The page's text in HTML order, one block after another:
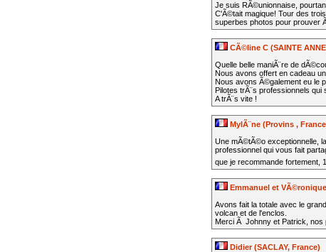
Je suis RÃ©unionnaise,
C'Ã©tait magique! Tour des
superbes photos pour prouver
CÃ©line C (SAINTE
Quelle belle maniÃ¨re de
Nous avons offert en cadeau
Nous avons Ã©galement eu le
Pilotes trÃ¨s professionnels
A trÃ¨s vite !
MylÃ¨ne (Provins ,
Une mÃ©tÃ©o exceptionnelle,
professionnel qui vous fait
que je recommande fortement,
Emmanuel et
Avons fait la totale avec le
volcan et de l'enclos.
Merci Ã Johnny et Patrick, nos
Didier (SACLAY, France)